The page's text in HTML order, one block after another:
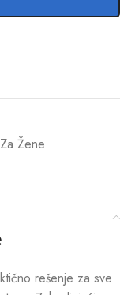
Za Žene
rešenje za sve